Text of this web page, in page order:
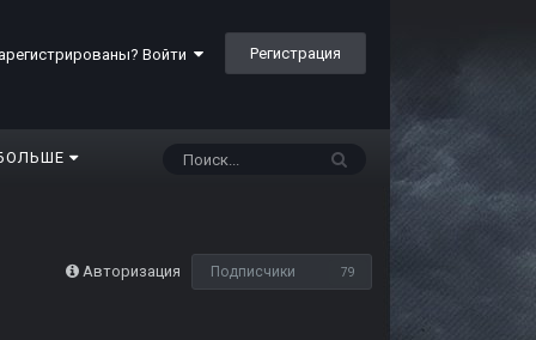
Войти Регистрация
Авторизация Подписчики 79